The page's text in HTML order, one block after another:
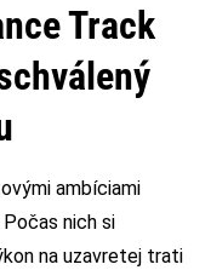
Track
ambíciami
nich si
na uzavretej trati